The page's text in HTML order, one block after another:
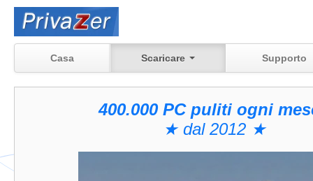
Casa Scaricare Supporto
400.000 PC puliti ogni
★ dal 2012 ★